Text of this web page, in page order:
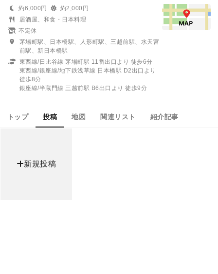
約6,000円
約2,000円
居酒屋、和食・日本料理
不定休
茅場町駅、日本橋駅、人形町駅、三越前駅、水天宮
前駅、新日本橋駅
東西線/日比谷線 茅場町駅 11番出口より 徒歩6分
東西線/銀座線/地下鉄浅草線 日本橋駅 D2出口より
徒歩8分
銀座線/半蔵門線 三越前駅 B6出口より 徒歩9分
トップ 投稿 地図 関連リスト 紹介記事
新規投稿